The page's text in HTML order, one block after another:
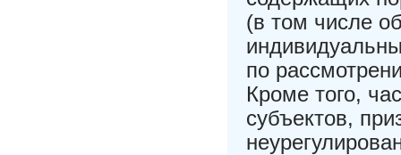
(в том числе
по
Кроме того,
субъектов,